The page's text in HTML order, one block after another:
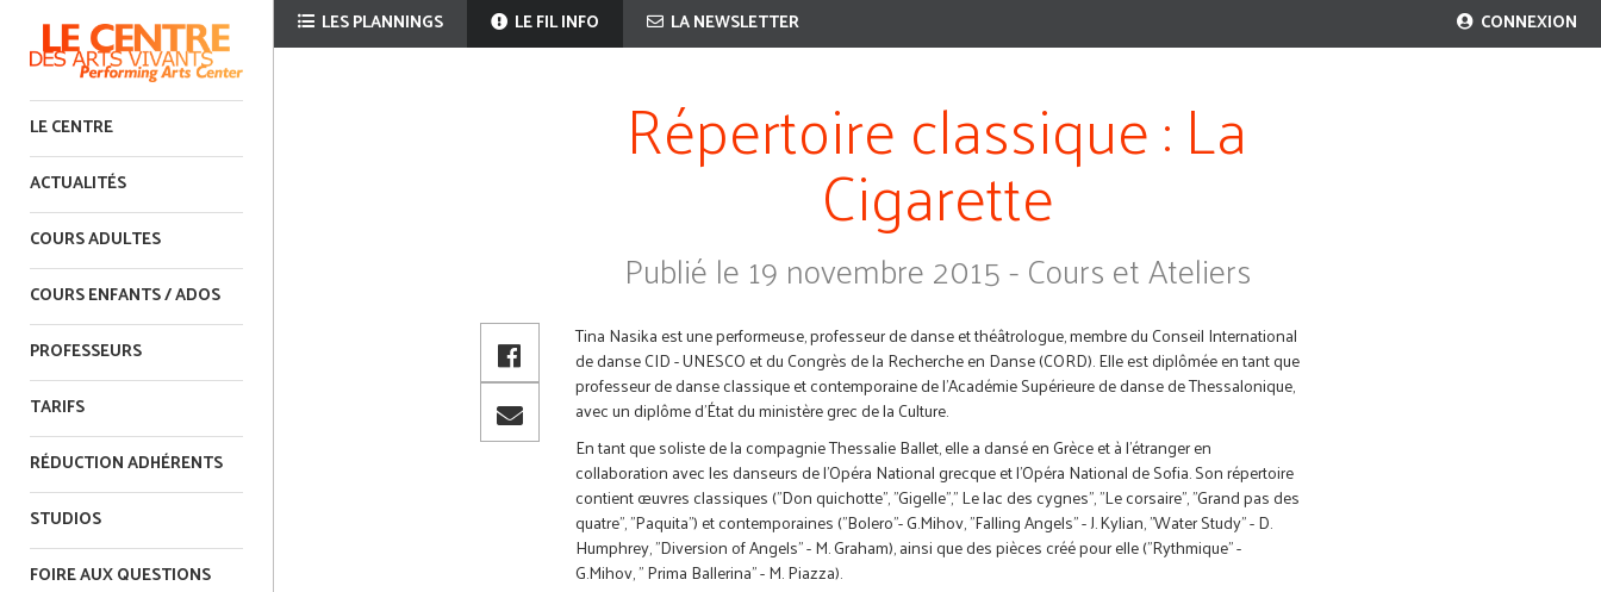
LE CENTRE
ACTUALITÉS
COURS ADULTES
COURS ENFANTS / ADOS
PROFESSEURS
TARIFS
RÉDUCTION ADHÉRENTS
STUDIOS
FOIRE AUX QUESTIONS
LES PLANNINGS LE FIL INFO LA NEWSLETTER CONNEXION
Répertoire classique : La
Cigarette
Publié le 19 novembre 2015 - Cours et Ateliers
Tina Nasika est une performeuse, professeur de danse et théâtrologue, membre du Conseil International
de danse CID - UNESCO et du Congrès de la Recherche en Danse (CORD). Elle est diplômée en tant que
professeur de danse classique et contemporaine de l'Académie Supérieure de danse de Thessalonique,
avec un diplôme d'État du ministère grec de la Culture.
En tant que soliste de la compagnie Thessalie Ballet, elle a dansé en Grèce et à l'étranger en
collaboration avec les danseurs de l'Opéra National grecque et l'Opéra National de Sofia. Son répertoire
contient œuvres classiques ("Don quichotte", "Gigelle"," Le lac des cygnes", "Le corsaire", "Grand pas des
quatre", "Paquita") et contemporaines ("Bolero"- G.Mihov, "Falling Angels" - J. Kylian, "Water Study" - D.
Humphrey, "Diversion of Angels" - M. Graham), ainsi que des pièces créé pour elle ("Rythmique" -
G.Mihov, " Prima Ballerina" - M. Piazza).